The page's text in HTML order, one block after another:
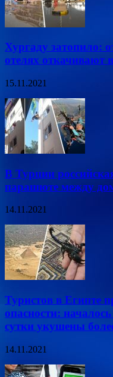
Хургаду затопило:
отелях откачивают
15.11.2021
В Турции
парашюте между
14.11.2021
Туристов в Египте
опасности:
сутки укушены
14.11.2021